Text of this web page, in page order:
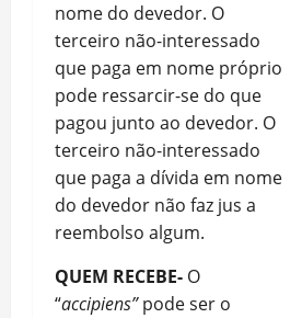
nome do devedor. O
terceiro não-interessado
que paga em nome próprio
pode ressarcir-se do que
pagou junto ao devedor. O
terceiro não-interessado
que paga a dívida em nome
do devedor não faz jus a
reembolso algum.
QUEM RECEBE- O
“accipiens”pode ser o